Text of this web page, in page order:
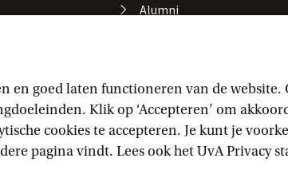
en goed laten functioneren van de website.
Klik op ‘Accepteren’ om
cookies te accepteren. Je kunt je
pagina vindt. Lees ook hetUvA Privacy
voorwerpen
Alumni